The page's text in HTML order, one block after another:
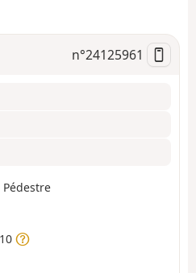
n°24125961